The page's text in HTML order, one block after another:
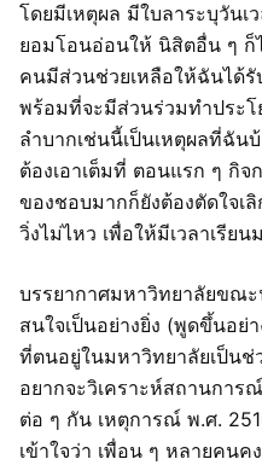
โดยมีเหตุผล มีใบลาระบุวันเ
ยอมโอนอ่อนให้ นิสิตอื่น ๆ ก็
คนมีส่วนช่วยเหลือให้ฉันได้รั
พร้อมที่จะมีส่วนร่วมทำประ
ลำบากเช่นนี้เป็นเหตุผลที่ฉัน
ต้องเอาเต็มที่ ตอนแรก ๆ กิ
ของชอบมากก็ยังต้องตัดใจเ
วิ่งไม่ไหว เพื่อให้มีเวลาเรียน
บรรยากาศมหาวิทยาลัยขณะ
สนใจเป็นอย่างยิ่ง (พูดขึ้นอย่
ที่ตนอยู่ในมหาวิทยาลัยเป็น
อยากจะวิเคราะห์สถานการ
ต่อ ๆ กัน เหตุการณ์ พ.ศ.
เข้าใจว่า เพื่อน ๆ หลายคนค